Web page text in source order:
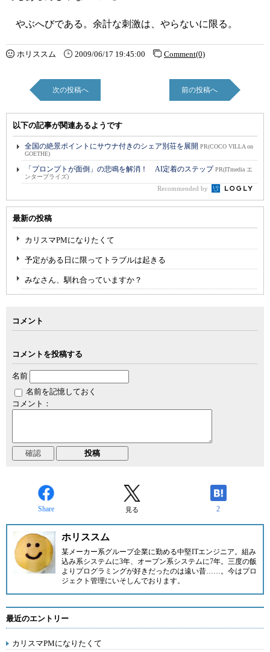
やぶへびである。余計な刺激は、やらないに限る。
ホリススム 2009/06/17 19:45:00 Comment(0)
次の投稿へ 前の投稿へ
以下の記事が関連あるようです
全国の絶景ポイントにサウナ付きのシェア別荘を展開 PR(COCO VILLA on
GOETHE)
「プロンプトが面倒」の悲鳴を解消！ AI定着のステップPR(ITmedia エ
ンタープライズ)
Recommended by
最新の投稿
カリスマPMになりたくて
予定がある日に限ってトラブルは起きる
みなさん、馴れ合っていますか？
コメント
コメントを投稿する
名前
名前を記憶しておく
コメント：
Share 見る 2
ホリススム
某メーカー系グループ企業に勤める中堅ITエンジニア。組み
込み系システムに3年、オープン系システムに7年。三度の飯
よりプログラミングが好きだったのは遠い昔……。今はプロ
ジェクト管理にいそしんでおります。
最近のエントリー
カリスマPMになりたくて